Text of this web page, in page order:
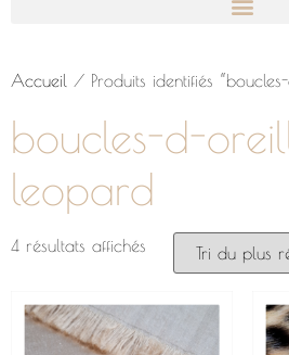
Accueil / Produits identifiés
boucles-d-
leopard
4 résultats affichés